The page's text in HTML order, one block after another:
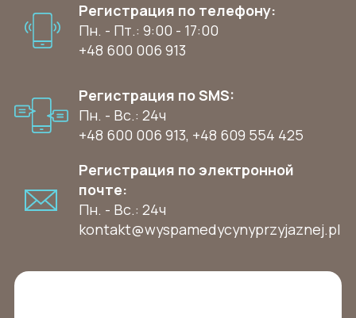
Регистрация по телефону:
Пн. - Пт.: 9:00 - 17:00
+48 600 006 913
Регистрация по SMS:
Пн. - Вс.: 24ч
+48 600 006 913, +48 609 554 425
Регистрация по электронной
почте:
Пн. - Вс.: 24ч
kontakt@wyspamedycynyprzyjaznej.pl